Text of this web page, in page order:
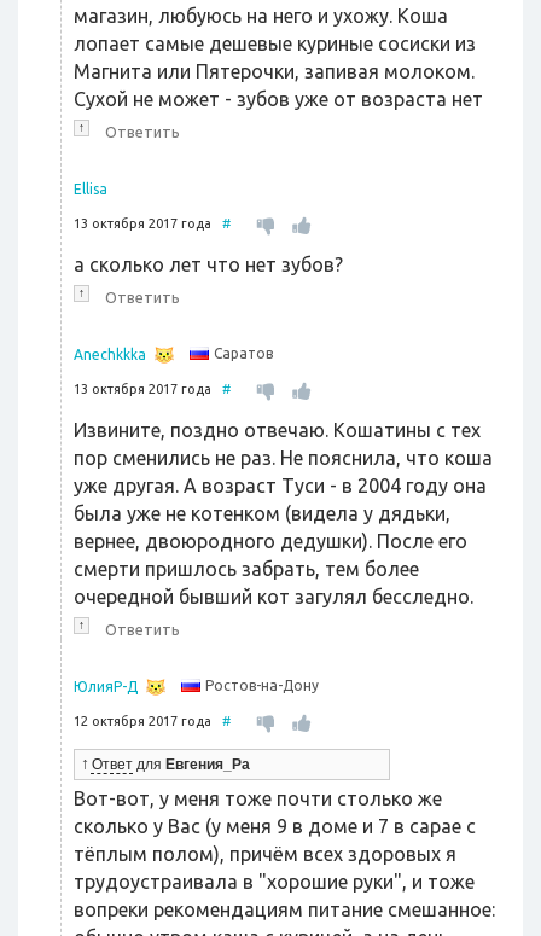
магазин, любуюсь на него и ухожу. Коша
лопает самые дешевые куриные сосиски из
Магнита или Пятерочки, запивая молоком.
Сухой не может - зубов уже от возраста нет
↑ Ответить
Ellisa
13 октября 2017 года #
а сколько лет что нет зубов?
↑ Ответить
Anechkkka Саратов
13 октября 2017 года #
Извините, поздно отвечаю. Кошатины с тех
пор сменились не раз. Не пояснила, что коша
уже другая. А возраст Туси - в 2004 году она
была уже не котенком (видела у дядьки,
вернее, двоюродного дедушки). После его
смерти пришлось забрать, тем более
очередной бывший кот загулял бесследно.
↑ Ответить
ЮлияР-Д Ростов-на-Дону
12 октября 2017 года #
↑ Ответ для Евгения_Ра
Вот-вот, у меня тоже почти столько же
сколько у Вас (у меня 9 в доме и 7 в сарае с
тёплым полом), причём всех здоровых я
трудоустраивала в "хорошие руки", и тоже
вопреки рекомендациям питание смешанное: